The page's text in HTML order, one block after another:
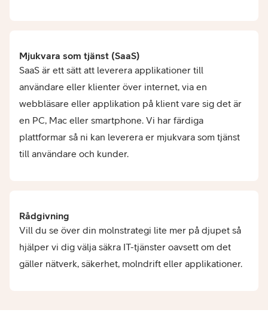
Mjukvara som tjänst (SaaS)
SaaS är ett sätt att leverera applikationer till
användare eller klienter över internet, via en
webbläsare eller applikation på klient vare sig det är
en PC, Mac eller smartphone. Vi har färdiga
plattformar så ni kan leverera er mjukvara som tjänst
till användare och kunder.
Rådgivning
Vill du se över din molnstrategi lite mer på djupet så
hjälper vi dig välja säkra IT-tjänster oavsett om det
gäller nätverk, säkerhet, molndrift eller applikationer.